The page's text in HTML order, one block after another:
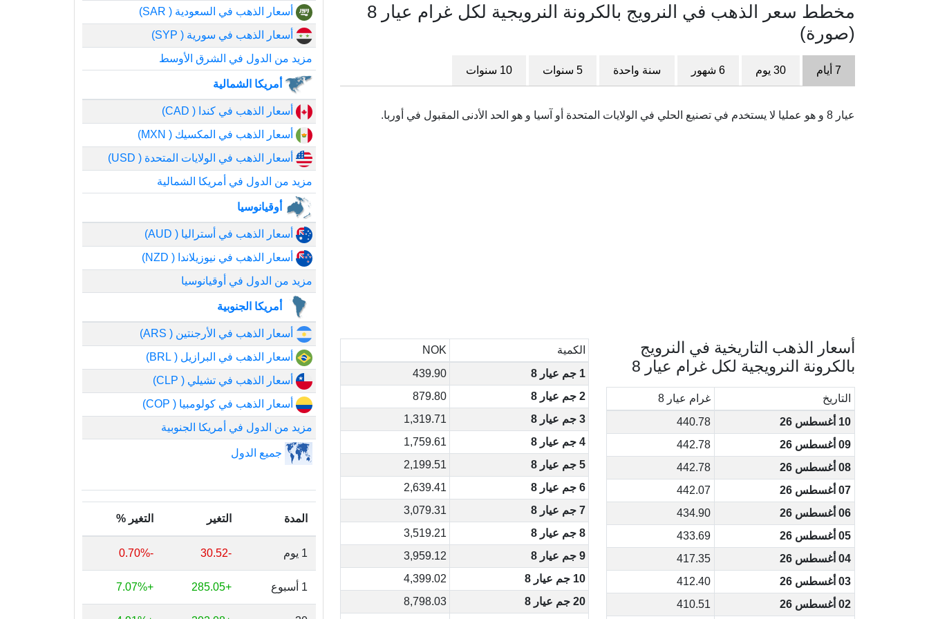
مخطط سعر الذهب في النرويج بالكرونة النرويجية لكل غرام عيار 8
(صورة)
7 أيام 30 يوم 6 شهور سنة واحدة 5 سنوات 10 سنوات
عيار 8 و هو عمليا لا يستخدم في تصنيع الحلي في الولايات المتحدة أو آسيا و هو الحد الأدنى المقبول في أوربا.
أسعار الذهب التاريخية في النرويج
بالكرونة النرويجية لكل غرام عيار 8
التاريخ
غرام عيار 8
10 أغسطس 26
440.78
09 أغسطس 26
442.78
08 أغسطس 26
442.78
07 أغسطس 26
442.07
06 أغسطس 26
434.90
05 أغسطس 26
433.69
04 أغسطس 26
417.35
03 أغسطس 26
412.40
02 أغسطس 26
410.51
الكمية
NOK
1 جم عيار 8
439.90
2 جم عيار 8
879.80
3 جم عيار 8
1,319.71
4 جم عيار 8
1,759.61
5 جم عيار 8
2,199.51
6 جم عيار 8
2,639.41
7 جم عيار 8
3,079.31
8 جم عيار 8
3,519.21
9 جم عيار 8
3,959.12
10 جم عيار 8
4,399.02
20 جم عيار 8
8,798.03
أسعار الذهب في السعودية ( SAR)
أسعار الذهب في سورية ( SYP)
مزيد من الدول في الشرق الأوسط
أمريكا الشمالية
أسعار الذهب في كندا ( CAD)
أسعار الذهب في المكسيك ( MXN)
أسعار الذهب في الولايات المتحدة ( USD)
مزيد من الدول في أمريكا الشمالية
أوقيانوسيا
أسعار الذهب في أستراليا ( AUD)
أسعار الذهب في نيوزيلاندا ( NZD)
مزيد من الدول في أوقيانوسيا
أمريكا الجنوبية
أسعار الذهب في الأرجنتين ( ARS)
أسعار الذهب في البرازيل ( BRL)
أسعار الذهب في تشيلي ( CLP)
أسعار الذهب في كولومبيا ( COP)
مزيد من الدول في أمريكا الجنوبية
جميع الدول
المدة التغير التغير %
1 يوم -30.52
-0.70%
1 أسبوع +285.05
+7.07%